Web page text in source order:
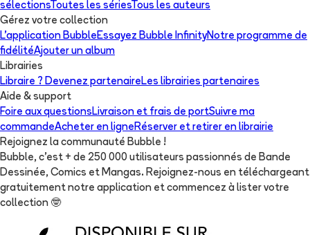
sélectionsToutes les sériesTous les auteurs
Gérez votre collection
L'application BubbleEssayez Bubble InfinityNotre programme de
fidélitéAjouter un album
Librairies
Libraire ? Devenez partenaireLes librairies partenaires
Aide & support
Foire aux questionsLivraison et frais de portSuivre ma
commandeAcheter en ligneRéserver et retirer en librairie
Rejoignez la communauté Bubble !
Bubble, c'est + de 250 000 utilisateurs passionnés de Bande
Dessinée, Comics et Mangas. Rejoignez-nous en téléchargeant
gratuitement notre application et commencez à lister votre
collection 🤓